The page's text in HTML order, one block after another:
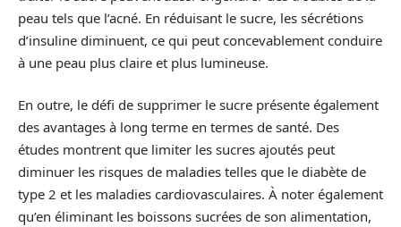
peau tels que l’acné. En réduisant le sucre, les sécrétions
d’insuline diminuent, ce qui peut concevablement conduire
à une peau plus claire et plus lumineuse.
En outre, le défi de supprimer le sucre présente également
des avantages à long terme en termes de santé. Des
études montrent que limiter les sucres ajoutés peut
diminuer les risques de maladies telles que le diabète de
type 2 et les maladies cardiovasculaires. À noter également
qu’en éliminant les boissons sucrées de son alimentation,